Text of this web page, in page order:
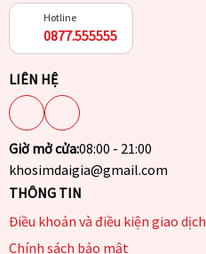
Hotline
0877.555555
LIÊN HỆ
Giờ mở cửa:08:00 - 21:00
khosimdaigia@gmail.com
THÔNG TIN
Điều khoản và điều kiện giao dịch
Chính sách bảo mật